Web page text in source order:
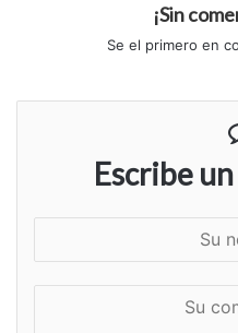
¡Sin
Se el primero en
Escribe